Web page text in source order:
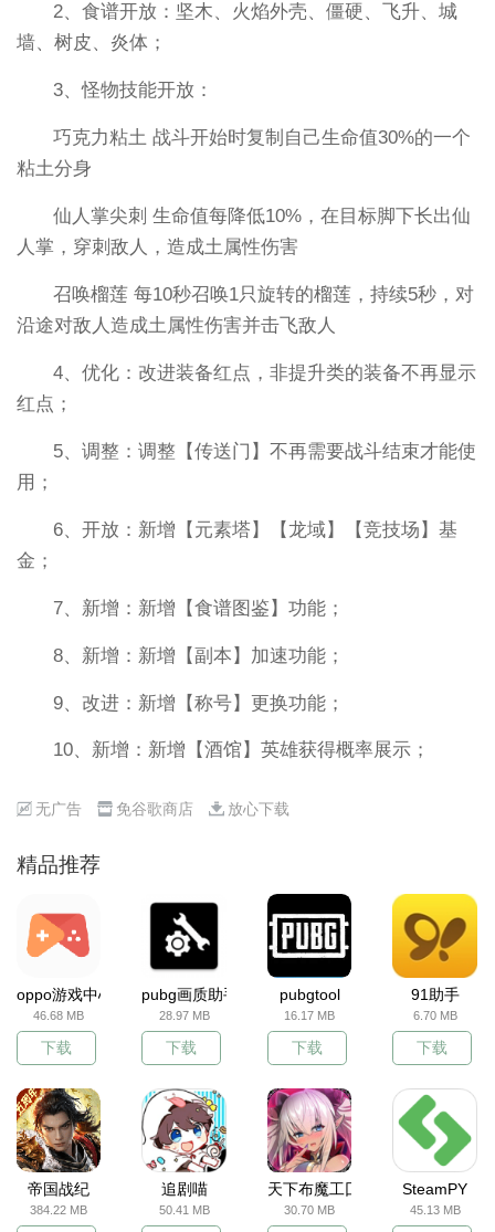
2、食谱开放：坚木、火焰外壳、僵硬、飞升、城
墙、树皮、炎体；
3、怪物技能开放：
巧克力粘土 战斗开始时复制自己生命值30%的一个
粘土分身
仙人掌尖刺 生命值每降低10%，在目标脚下长出仙
人掌，穿刺敌人，造成土属性伤害
召唤榴莲 每10秒召唤1只旋转的榴莲，持续5秒，对
沿途对敌人造成土属性伤害并击飞敌人
4、优化：改进装备红点，非提升类的装备不再显示
红点；
5、调整：调整【传送门】不再需要战斗结束才能使
用；
6、开放：新增【元素塔】【龙域】【竞技场】基
金；
7、新增：新增【食谱图鉴】功能；
8、新增：新增【副本】加速功能；
9、改进：新增【称号】更换功能；
10、新增：新增【酒馆】英雄获得概率展示；
无广告 免谷歌商店 放心下载
精品推荐
oppo游戏中心
46.68 MB
下载
pubg画质助手
28.97 MB
下载
pubgtool
16.17 MB
下载
91助手
6.70 MB
下载
帝国战纪
384.22 MB
追剧喵
50.41 MB
天下布魔工囗服
30.70 MB
SteamPY
45.13 MB